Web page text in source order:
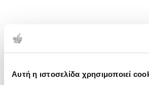
Αυτή η ιστοσελίδα χρησιμοποιεί